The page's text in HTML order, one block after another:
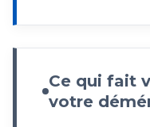
Ce qui fait
votre